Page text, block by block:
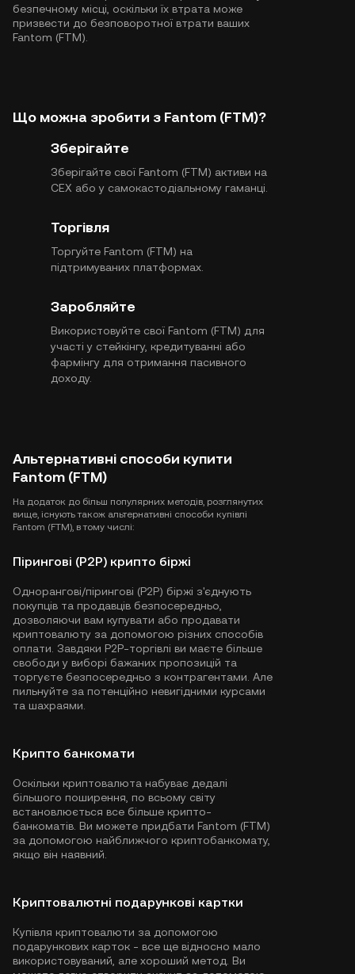
безпечному місці, оскільки їх втрата може
призвести до безповоротної втрати ваших
Fantom (FTM).
Що можна зробити з Fantom (FTM)?
Зберігайте
Зберігайте свої Fantom (FTM) активи на
CEX або у самокастодіальному гаманці.
Торгівля
Торгуйте Fantom (FTM) на
підтримуваних платформах.
Заробляйте
Використовуйте свої Fantom (FTM) для
участі у стейкінгу, кредитуванні або
фармінгу для отримання пасивного
доходу.
Альтернативні способи купити
Fantom (FTM)
На додаток до більш популярних методів, розглянутих
вище, існують також альтернативні способи купівлі
Fantom (FTM), в тому числі:
Пірингові (P2P) крипто біржі
Однорангові/пірингові (P2P) біржі з'єднують
покупців та продавців безпосередньо,
дозволяючи вам купувати або продавати
криптовалюту за допомогою різних способів
оплати. Завдяки P2P-торгівлі ви маєте більше
свободи у виборі бажаних пропозицій та
торгуєте безпосередньо з контрагентами. Але
пильнуйте за потенційно невигідними курсами
та шахраями.
Крипто банкомати
Оскільки криптовалюта набуває дедалі
більшого поширення, по всьому світу
встановлюється все більше крипто-
банкоматів. Ви можете придбати Fantom (FTM)
за допомогою найближчого криптобанкомату,
якщо він наявний.
Криптовалютні подарункові картки
Купівля криптовалюти за допомогою
подарункових карток - все ще відносно мало
використовуваний, але хороший метод. Ви